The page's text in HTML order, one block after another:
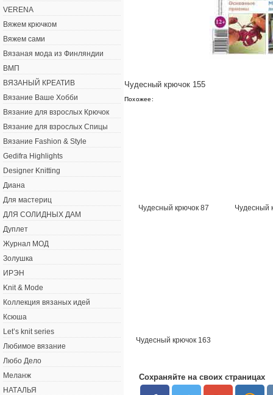
Чудесный крючок 155
Похожее:
Чудесный крючок 87 Чудесный
Чудесный крючок 163
Сохраняйте на своих страницах
VERENA
Вяжем крючком
Вяжем сами
Вязаная мода из Финляндии
ВМП
ВЯЗАНЫЙ КРЕАТИВ
Вязание Ваше Хобби
Вязание для взрослых Крючок
Вязание для взрослых Спицы
Вязание Fashion & Style
Gedifra Highlights
Designer Knitting
Диана
Для мастериц
ДЛЯ СОЛИДНЫХ ДАМ
Дуплет
Журнал МОД
Золушка
ИРЭН
Knit & Mode
Коллекция вязаных идей
Ксюша
Let’s knit series
Любимое вязание
Любо Дело
Меланж
НАТАЛЬЯ